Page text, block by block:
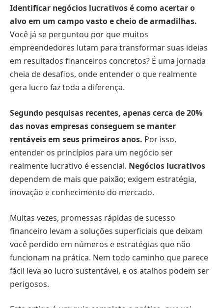
Identificar negócios lucrativos é como acertar o
alvo em um campo vasto e cheio de armadilhas.
Você já se perguntou por que muitos
empreendedores lutam para transformar suas ideias
em resultados financeiros concretos? É uma jornada
cheia de desafios, onde entender o que realmente
gera lucro faz toda a diferença.
Segundo pesquisas recentes, apenas cerca de 20%
das novas empresas conseguem se manter
rentáveis em seus primeiros anos. Por isso,
entender os princípios para um negócio ser
realmente lucrativo é essencial. Negócios lucrativos
dependem de mais que paixão; exigem estratégia,
inovação e conhecimento do mercado.
Muitas vezes, promessas rápidas de sucesso
financeiro levam a soluções superficiais que deixam
você perdido em números e estratégias que não
funcionam na prática. Nem todo caminho que parece
fácil leva ao lucro sustentável, e os atalhos podem ser
perigosos.